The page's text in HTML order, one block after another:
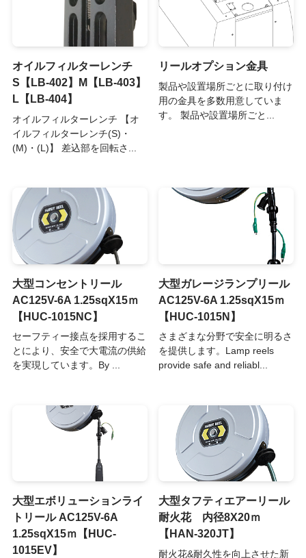
オイルフィルターレンチ
S【LB-402】M【LB-403】
L【LB-404】
オイルフィルターレンチ 【オ
イルフィルターレンチ(S)・
(M)・(L)】 差込部を回転さ...
リールオプション金具
製品や設置場所ごとに取り付け
用の金具を多数用意していま
す。 製品や設置場所ごと...
大型コンセントリール
AC125V-6A 1.25sqX15ｍ
【HUC-1015NC】
セーフティー接点を採用するこ
とにより、安全で大電流の供給
を実現しています。By ...
大型ガレージランプリール
AC125V-6A 1.25sqX15ｍ
【HUC-1015N】
さまざまな分野で安全に明るさ
を提供します。Lamp reels
provide safe and reliabl...
大型エボリューションライ
トリール AC125V-6A
1.25sqX15ｍ【HUC-
1015EV】
大型タフティエアーリール
耐火花 内径8X20ｍ
【HAN-320JT】
耐火花&耐久性を向上させた新